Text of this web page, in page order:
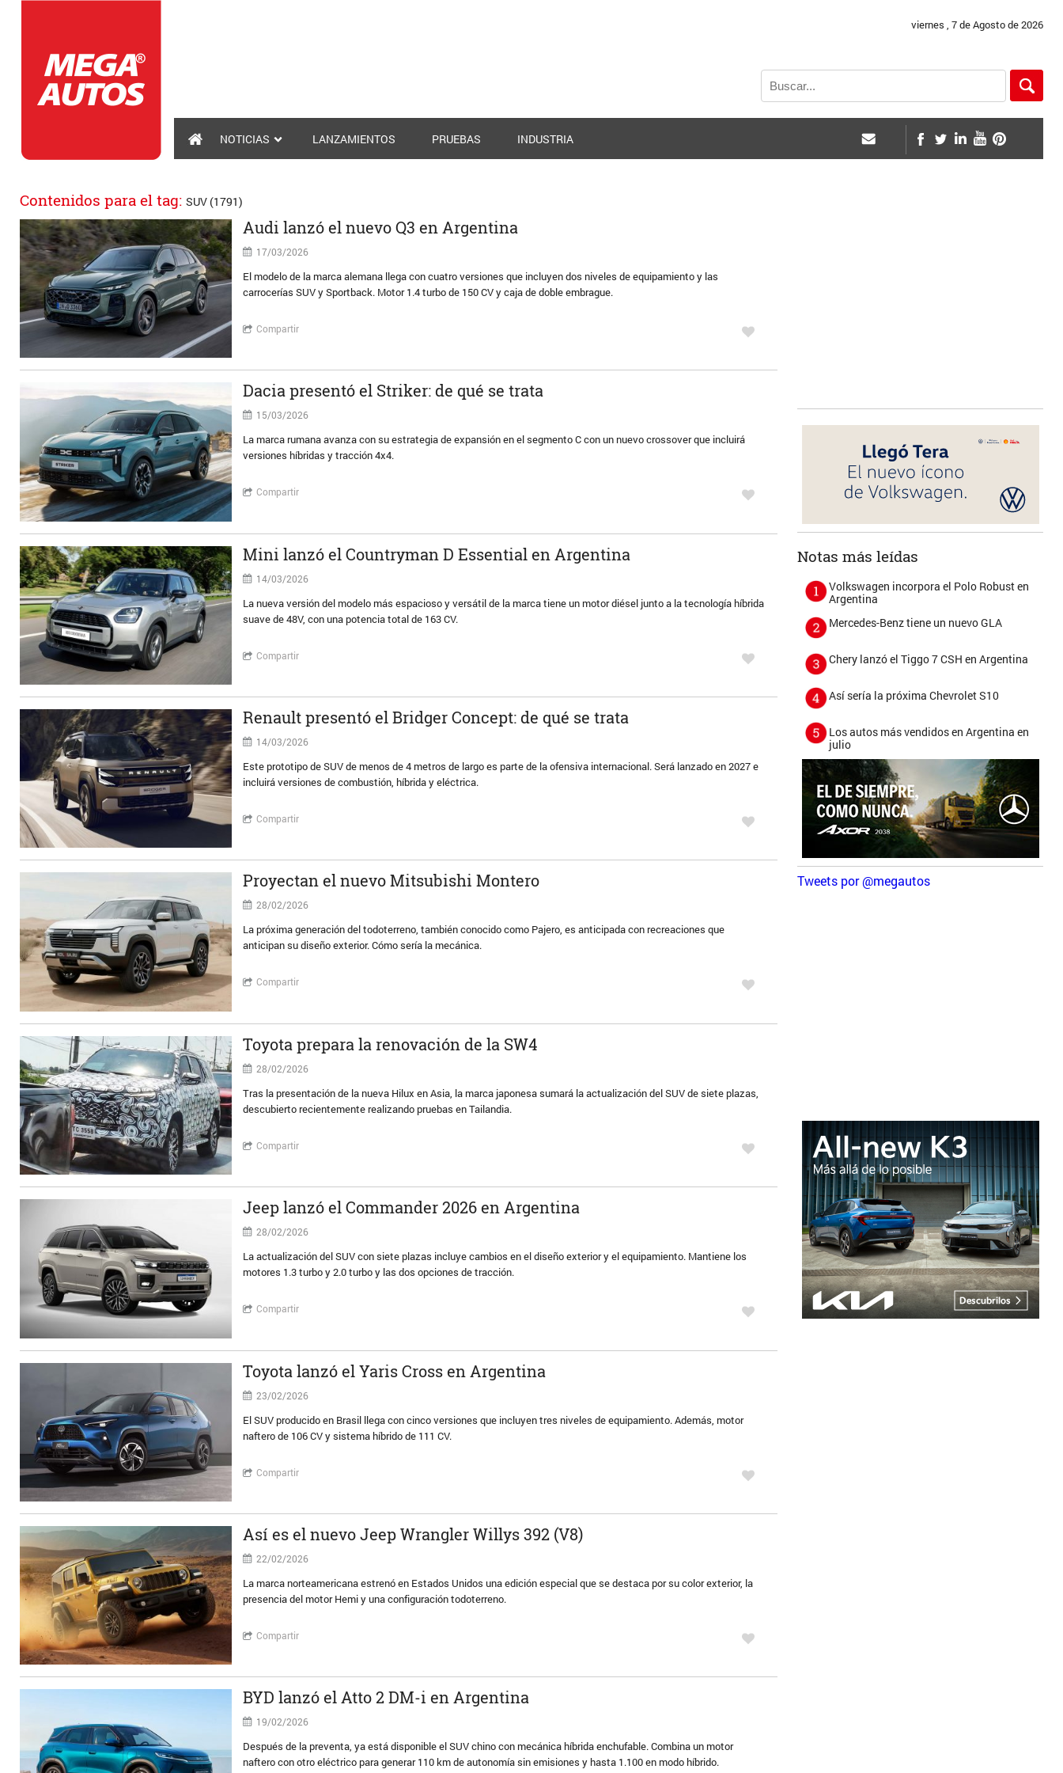
viernes , 7 de Agosto de 2026
NOTICIAS LANZAMIENTOS PRUEBAS INDUSTRIA
Contenidos para el tag: SUV (1791)
Audi lanzó el nuevo Q3 en Argentina
17/03/2026
El modelo de la marca alemana llega con cuatro versiones que incluyen dos niveles de equipamiento y las
carrocerías SUV y Sportback. Motor 1.4 turbo de 150 CV y caja de doble embrague.
Compartir
Dacia presentó el Striker: de qué se trata
15/03/2026
La marca rumana avanza con su estrategia de expansión en el segmento C con un nuevo crossover que incluirá
versiones híbridas y tracción 4x4.
Compartir
Mini lanzó el Countryman D Essential en Argentina
14/03/2026
La nueva versión del modelo más espacioso y versátil de la marca tiene un motor diésel junto a la tecnología híbrida
suave de 48V, con una potencia total de 163 CV.
Compartir
Renault presentó el Bridger Concept: de qué se trata
14/03/2026
Este prototipo de SUV de menos de 4 metros de largo es parte de la ofensiva internacional. Será lanzado en 2027 e
incluirá versiones de combustión, híbrida y eléctrica.
Compartir
Proyectan el nuevo Mitsubishi Montero
28/02/2026
La próxima generación del todoterreno, también conocido como Pajero, es anticipada con recreaciones que
anticipan su diseño exterior. Cómo sería la mecánica.
Compartir
Toyota prepara la renovación de la SW4
28/02/2026
Tras la presentación de la nueva Hilux en Asia, la marca japonesa sumará la actualización del SUV de siete plazas,
descubierto recientemente realizando pruebas en Tailandia.
Compartir
Jeep lanzó el Commander 2026 en Argentina
28/02/2026
La actualización del SUV con siete plazas incluye cambios en el diseño exterior y el equipamiento. Mantiene los
motores 1.3 turbo y 2.0 turbo y las dos opciones de tracción.
Compartir
Toyota lanzó el Yaris Cross en Argentina
23/02/2026
El SUV producido en Brasil llega con cinco versiones que incluyen tres niveles de equipamiento. Además, motor
naftero de 106 CV y sistema híbrido de 111 CV.
Compartir
Así es el nuevo Jeep Wrangler Willys 392 (V8)
22/02/2026
La marca norteamericana estrenó en Estados Unidos una edición especial que se destaca por su color exterior, la
presencia del motor Hemi y una configuración todoterreno.
Compartir
BYD lanzó el Atto 2 DM-i en Argentina
19/02/2026
Después de la preventa, ya está disponible el SUV chino con mecánica híbrida enchufable. Combina un motor
naftero con otro eléctrico para generar 110 km de autonomía sin emisiones y hasta 1.100 en modo híbrido.
Notas más leídas
Volkswagen incorpora el Polo Robust en
Argentina
Mercedes-Benz tiene un nuevo GLA
Chery lanzó el Tiggo 7 CSH en Argentina
Así sería la próxima Chevrolet S10
Los autos más vendidos en Argentina en
julio
Tweets por @megautos